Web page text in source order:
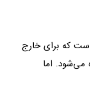
که برای خارج
می‌شود. اما